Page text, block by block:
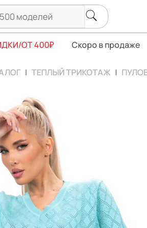
ОТ 400₽ Скоро в продаже
ТЕПЛЫЙ ТРИКОТАЖ